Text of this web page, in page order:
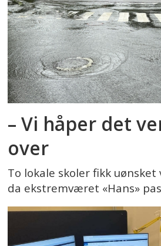
– Vi håper det
over
To lokale skoler fikk
da ekstremværet «Hans»